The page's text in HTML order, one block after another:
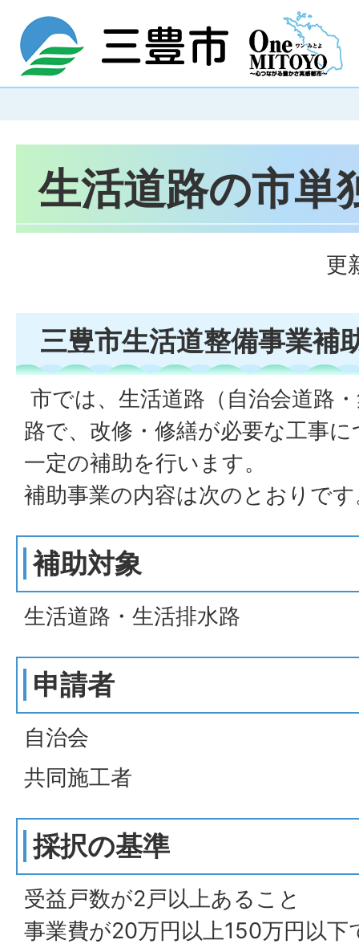
生活道路の市単
更
三豊市生活道整備事業補
市では、生活道路（自治会道路
路で、改修・修繕が必要な工事
一定の補助を行います。
補助事業の内容は次のとおりで
補助対象
生活道路・生活排水路
申請者
自治会
共同施工者
採択の基準
受益戸数が2戸以上あること
事業費が20万円以上150万円以下